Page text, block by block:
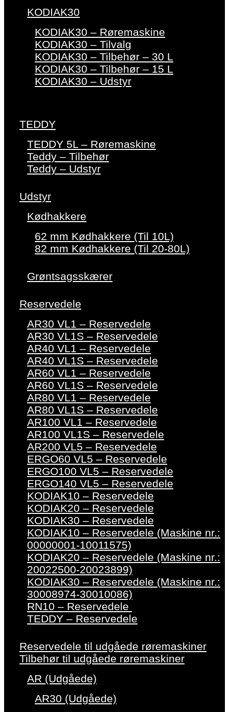
KODIAK30
KODIAK30 – Røremaskine
KODIAK30 – Tilvalg
KODIAK30 – Tilbehør – 30 L
KODIAK30 – Tilbehør – 15 L
KODIAK30 – Udstyr
TEDDY
TEDDY 5L – Røremaskine
Teddy – Tilbehør
Teddy – Udstyr
Udstyr
Kødhakkere
62 mm Kødhakkere (Til 10L)
82 mm Kødhakkere (Til 20-80L)
Grøntsagsskærer
Reservedele
AR30 VL1 – Reservedele
AR30 VL1S – Reservedele
AR40 VL1 – Reservedele
AR40 VL1S – Reservedele
AR60 VL1 – Reservedele
AR60 VL1S – Reservedele
AR80 VL1 – Reservedele
AR80 VL1S – Reservedele
AR100 VL1 – Reservedele
AR100 VL1S – Reservedele
AR200 VL5 – Reservedele
ERGO60 VL5 – Reservedele
ERGO100 VL5 – Reservedele
ERGO140 VL5 – Reservedele
KODIAK10 – Reservedele
KODIAK20 – Reservedele
KODIAK30 – Reservedele
KODIAK10 – Reservedele (Maskine nr.:
00000001-10011575)
KODIAK20 – Reservedele (Maskine nr.:
20022500-20023899)
KODIAK30 – Reservedele (Maskine nr.:
30008974-30010086)
RN10 – Reservedele
TEDDY – Reservedele
Reservedele til udgåede røremaskiner
Tilbehør til udgåede røremaskiner
AR (Udgåede)
AR30 (Udgåede)